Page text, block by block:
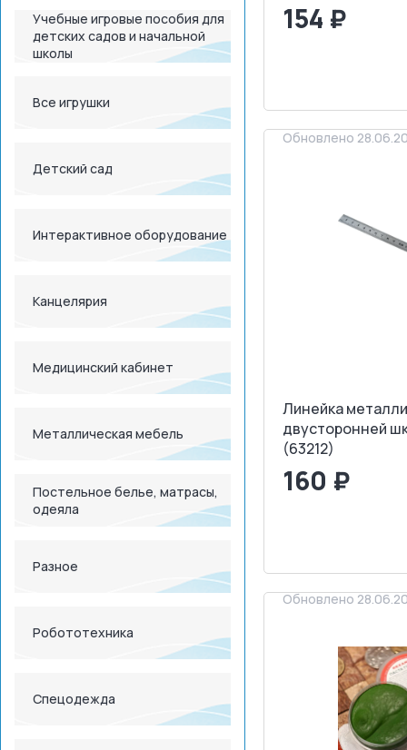
Учебные игровые пособия для
детских садов и начальной
школы
Все игрушки
Детский сад
Интерактивное оборудование
Канцелярия
Медицинский кабинет
Металлическая мебель
Постельное белье, матрасы,
одеяла
Разное
Робототехника
Спецодежда
154 ₽
Обновлено
Линейка
двусторонней
(63212)
160 ₽
Обновлено